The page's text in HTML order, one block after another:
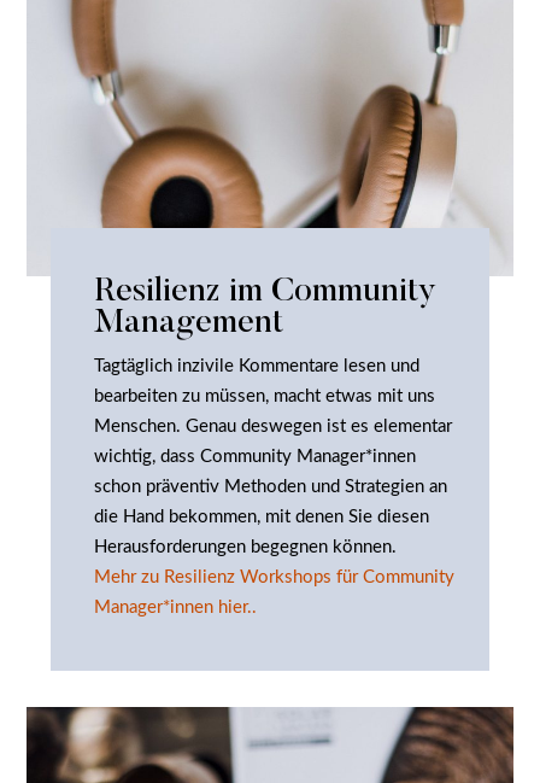
Resilienz im Community
Management
Tagtäglich inzivile Kommentare lesen und
bearbeiten zu müssen, macht etwas mit uns
Menschen. Genau deswegen ist es elementar
wichtig, dass Community Manager*innen
schon präventiv Methoden und Strategien an
die Hand bekommen, mit denen Sie diesen
Herausforderungen begegnen können.
Mehr zu Resilienz Workshops für Community
Manager*innen hier..